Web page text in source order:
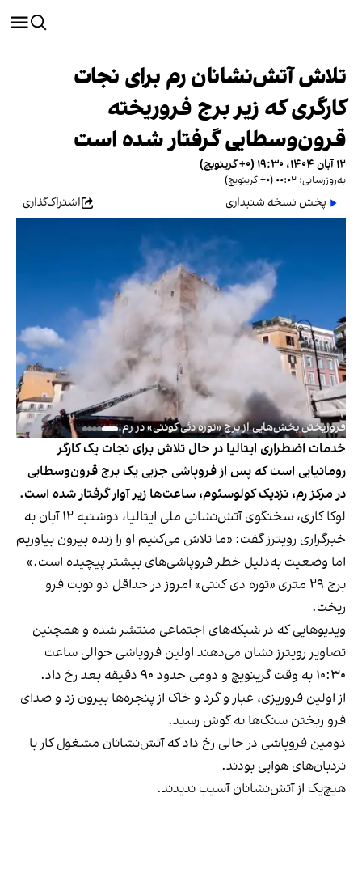
تلاش آتش‌نشانان رم برای نجات
کارگری که زیر برج فروریخته
قرون‌وسطایی گرفتار شده است
۱۲ آبان ۱۴۰۴، ۱۹:۳۰ (‎+۰ گرینویچ)
به‌روزرسانی: ۰۰:۰۲ (‎+۰ گرینویچ)
پخش نسخه شنیداری اشتراک‌گذاری
فروریختن بخش‌هایی از برج «توره دئی کونتی» در رم.
خدمات اضطراری ایتالیا در حال تلاش برای نجات یک کارگر
رومانیایی است که پس از فروپاشی جزیی یک برج قرون‌وسطایی
در مرکز رم، نزدیک کولوسئوم، ساعت‌ها زیر آوار گرفتار شده است.
لوکا کاری، سخنگوی آتش‌نشانی ملی ایتالیا، دوشنبه ۱۲ آبان به
خبرگزاری رویترز گفت: «ما تلاش می‌کنیم او را زنده بیرون بیاوریم
اما وضعیت به‌دلیل خطر فروپاشی‌های بیشتر پیچیده است.»
برج ۲۹ متری «توره دی کنتی» امروز در حداقل دو نوبت فرو
ریخت.
ویدیوهایی که در شبکه‌های اجتماعی منتشر شده و همچنین
تصاویر رویترز نشان می‌دهند اولین فروپاشی حوالی ساعت
۱۰:۳۰ به وقت گرینویچ و دومی حدود ۹۰ دقیقه بعد رخ داد.
از اولین فروریزی، غبار و گرد و خاک از پنجره‌ها بیرون زد و صدای
فرو ریختن سنگ‌ها به گوش رسید.
دومین فروپاشی در حالی رخ داد که آتش‌نشانان مشغول کار با
نردبان‌های هوایی بودند.
هیچ‌یک از آتش‌نشانان آسیب ندیدند.